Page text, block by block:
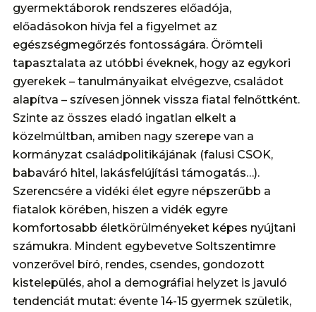
gyermektáborok rendszeres előadója,
előadásokon hívja fel a figyelmet az
egészségmegőrzés fontosságára. Örömteli
tapasztalata az utóbbi éveknek, hogy az egykori
gyerekek – tanulmányaikat elvégezve, családot
alapítva – szívesen jönnek vissza fiatal felnőttként.
Szinte az összes eladó ingatlan elkelt a
közelmúltban, amiben nagy szerepe van a
kormányzat családpolitikájának (falusi CSOK,
babaváró hitel, lakásfelújítási támogatás…).
Szerencsére a vidéki élet egyre népszerűbb a
fiatalok körében, hiszen a vidék egyre
komfortosabb életkörülményeket képes nyújtani
számukra. Mindent egybevetve Soltszentimre
vonzerővel bíró, rendes, csendes, gondozott
kistelepülés, ahol a demográfiai helyzet is javuló
tendenciát mutat: évente 14-15 gyermek születik,